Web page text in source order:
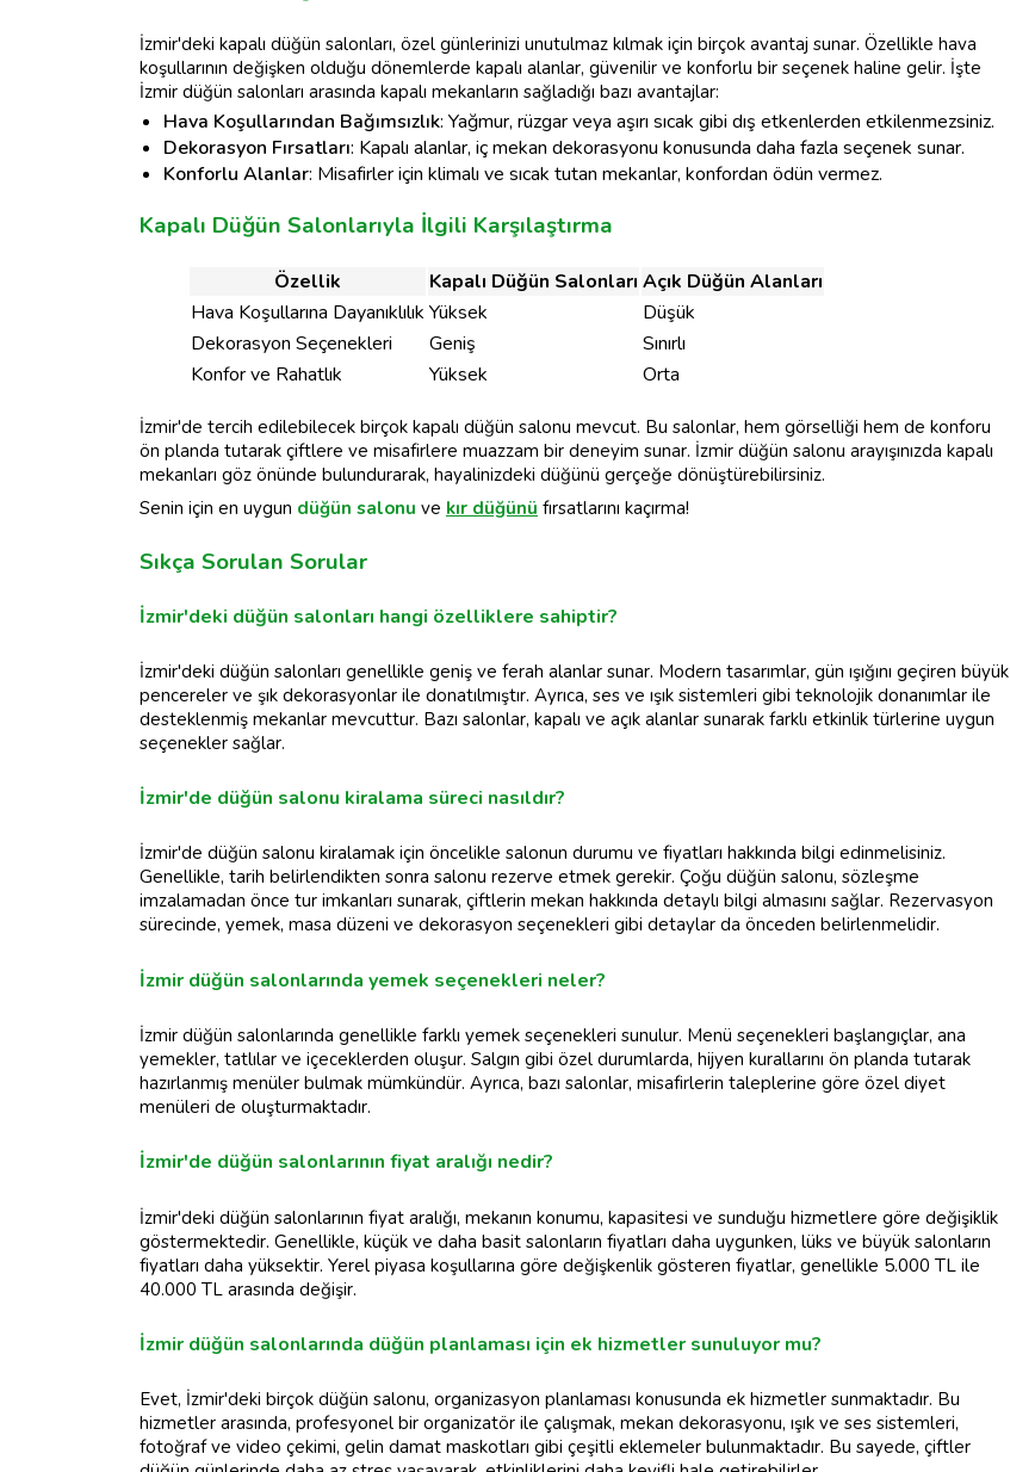
İzmir'deki kapalı düğün salonları, özel günlerinizi unutulmaz kılmak için birçok avantaj sunar. Özellikle hava
koşullarının değişken olduğu dönemlerde kapalı alanlar, güvenilir ve konforlu bir seçenek haline gelir. İşte
İzmir düğün salonları arasında kapalı mekanların sağladığı bazı avantajlar:
Hava Koşullarından Bağımsızlık: Yağmur, rüzgar veya aşırı sıcak gibi dış etkenlerden etkilenmezsiniz.
Dekorasyon Fırsatları: Kapalı alanlar, iç mekan dekorasyonu konusunda daha fazla seçenek sunar.
Konforlu Alanlar: Misafirler için klimalı ve sıcak tutan mekanlar, konfordan ödün vermez.
Kapalı Düğün Salonlarıyla İlgili Karşılaştırma
Özellik Kapalı Düğün Salonları Açık Düğün Alanları
Hava Koşullarına Dayanıklılık Yüksek
Düşük
Dekorasyon Seçenekleri
Geniş
Sınırlı
Konfor ve Rahatlık
Yüksek Orta
İzmir'de tercih edilebilecek birçok kapalı düğün salonu mevcut. Bu salonlar, hem görselliği hem de konforu
ön planda tutarak çiftlere ve misafirlere muazzam bir deneyim sunar. İzmir düğün salonu arayışınızda kapalı
mekanları göz önünde bulundurarak, hayalinizdeki düğünü gerçeğe dönüştürebilirsiniz.
Senin için en uygun düğün salonu ve kır düğünü fırsatlarını kaçırma!
Sıkça Sorulan Sorular
İzmir'deki düğün salonları hangi özelliklere sahiptir?
İzmir'deki düğün salonları genellikle geniş ve ferah alanlar sunar. Modern tasarımlar, gün ışığını geçiren büyük
pencereler ve şık dekorasyonlar ile donatılmıştır. Ayrıca, ses ve ışık sistemleri gibi teknolojik donanımlar ile
desteklenmiş mekanlar mevcuttur. Bazı salonlar, kapalı ve açık alanlar sunarak farklı etkinlik türlerine uygun
seçenekler sağlar.
İzmir'de düğün salonu kiralama süreci nasıldır?
İzmir'de düğün salonu kiralamak için öncelikle salonun durumu ve fiyatları hakkında bilgi edinmelisiniz.
Genellikle, tarih belirlendikten sonra salonu rezerve etmek gerekir. Çoğu düğün salonu, sözleşme
imzalamadan önce tur imkanları sunarak, çiftlerin mekan hakkında detaylı bilgi almasını sağlar. Rezervasyon
sürecinde, yemek, masa düzeni ve dekorasyon seçenekleri gibi detaylar da önceden belirlenmelidir.
İzmir düğün salonlarında yemek seçenekleri neler?
İzmir düğün salonlarında genellikle farklı yemek seçenekleri sunulur. Menü seçenekleri başlangıçlar, ana
yemekler, tatlılar ve içeceklerden oluşur. Salgın gibi özel durumlarda, hijyen kurallarını ön planda tutarak
hazırlanmış menüler bulmak mümkündür. Ayrıca, bazı salonlar, misafirlerin taleplerine göre özel diyet
menüleri de oluşturmaktadır.
İzmir'de düğün salonlarının fiyat aralığı nedir?
İzmir'deki düğün salonlarının fiyat aralığı, mekanın konumu, kapasitesi ve sunduğu hizmetlere göre değişiklik
göstermektedir. Genellikle, küçük ve daha basit salonların fiyatları daha uygunken, lüks ve büyük salonların
fiyatları daha yüksektir. Yerel piyasa koşullarına göre değişkenlik gösteren fiyatlar, genellikle 5.000 TL ile
40.000 TL arasında değişir.
İzmir düğün salonlarında düğün planlaması için ek hizmetler sunuluyor mu?
Evet, İzmir'deki birçok düğün salonu, organizasyon planlaması konusunda ek hizmetler sunmaktadır. Bu
hizmetler arasında, profesyonel bir organizatör ile çalışmak, mekan dekorasyonu, ışık ve ses sistemleri,
fotoğraf ve video çekimi, gelin damat maskotları gibi çeşitli eklemeler bulunmaktadır. Bu sayede, çiftler